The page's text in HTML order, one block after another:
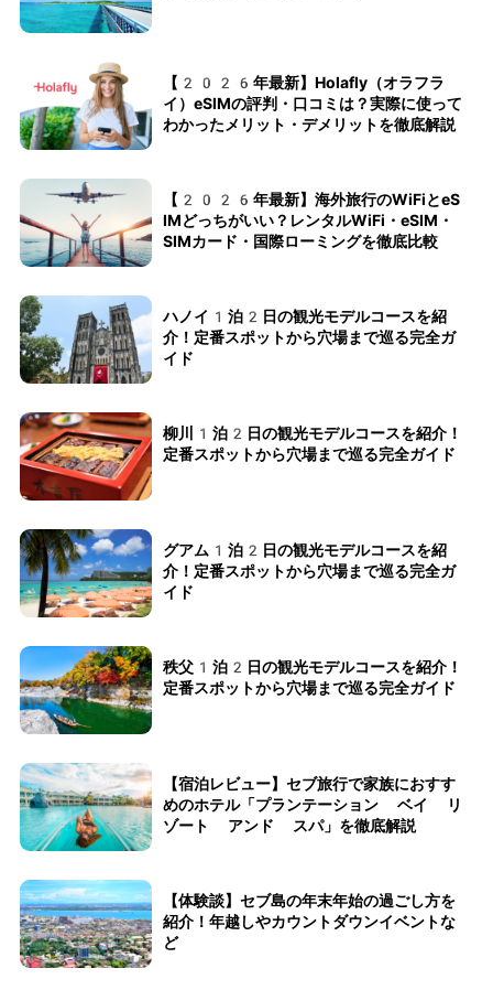
【2026年最新】Holafly（オラフラ
イ）eSIMの評判・口コミは？実際に使って
わかったメリット・デメリットを徹底解説
【2026年最新】海外旅行のWiFiとeS
IMどっちがいい？レンタルWiFi・eSIM・
SIMカード・国際ローミングを徹底比較
ハノイ1泊2日の観光モデルコースを紹
介！定番スポットから穴場まで巡る完全ガ
イド
柳川1泊2日の観光モデルコースを紹介！
定番スポットから穴場まで巡る完全ガイド
グアム1泊2日の観光モデルコースを紹
介！定番スポットから穴場まで巡る完全ガ
イド
秩父1泊2日の観光モデルコースを紹介！
定番スポットから穴場まで巡る完全ガイド
【宿泊レビュー】セブ旅行で家族におすす
めのホテル「プランテーション ベイ リ
ゾート アンド スパ」を徹底解説
【体験談】セブ島の年末年始の過ごし方を
紹介！年越しやカウントダウンイベントな
ど